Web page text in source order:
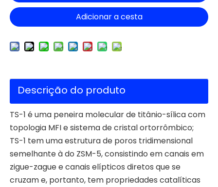
Adicionar a cesta
Descrição do produto
TS-1 é uma peneira molecular de titânio-sílica com
topologia MFI e sistema de cristal ortorrômbico;
TS-1 tem uma estrutura de poros tridimensional
semelhante à do ZSM-5, consistindo em canais em
zigue-zague e canais elípticos diretos que se
cruzam e, portanto, tem propriedades catalíticas